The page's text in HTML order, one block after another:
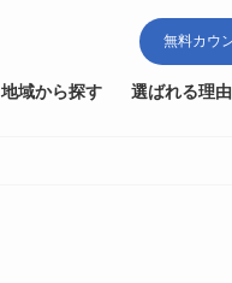
無料カウ
地域から探す 選ばれる理由